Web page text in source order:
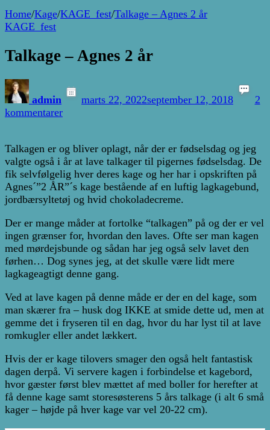
Home/Kage/KAGE_fest/Talkage – Agnes 2 år
KAGE_fest
Talkage – Agnes 2 år
admin marts 22, 2022september 12, 2018
2
kommentarertil
Agnes
2
år
Talkagen er og bliver oplagt, når der er fødselsdag og jeg
valgte også i år at lave talkager til pigernes fødselsdag. De
fik selvfølgelig hver deres kage og her har i opskriften på
Agnes´”2 ÅR”´s kage bestående af en luftig lagkagebund,
jordbærsyltetøj og hvid chokoladecreme.
Der er mange måder at fortolke “talkagen” på og der er vel
ingen grænser for, hvordan den laves. Ofte ser man kagen
med mørdejsbunde og sådan har jeg også selv lavet den
førhen… Dog synes jeg, at det skulle være lidt mere
lagkageagtigt denne gang.
Ved at lave kagen på denne måde er der en del kage, som
man skærer fra – husk dog IKKE at smide dette ud, men at
gemme det i fryseren til en dag, hvor du har lyst til at lave
romkugler eller andet lækkert.
Hvis der er kage tilovers smager den også helt fantastisk
dagen derpå. Vi servere kagen i forbindelse et kagebord,
hvor gæster først blev mættet af med boller for herefter at
få denne kage samt storesøsterens 5 års talkage (i alt 6 små
kager – højde på hver kage var vel 20-22 cm).